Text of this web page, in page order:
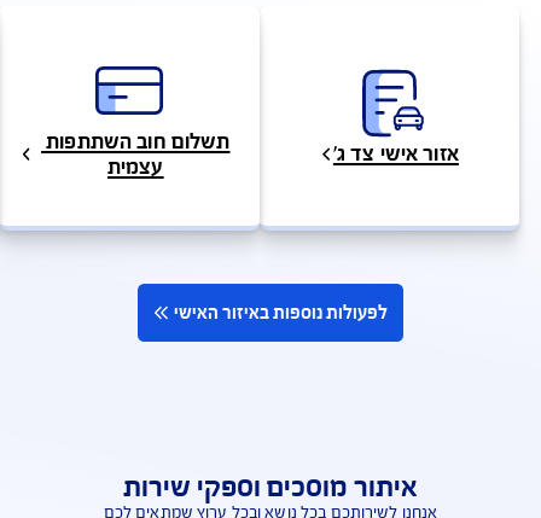
אזור אישי צד ג'
תשלום חוב השתתפות
עצמית
לפעולות נוספות באיזור האישי